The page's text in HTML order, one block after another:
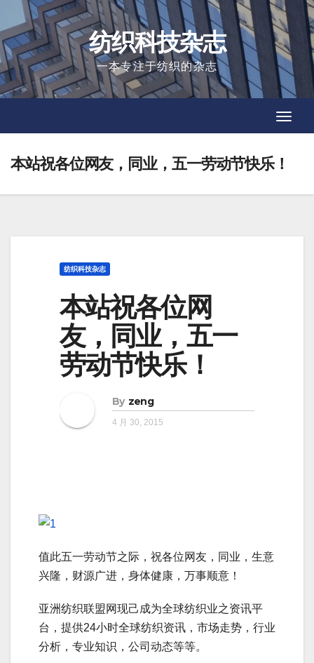
to
content
纺织科技杂志
一本专注于纺织的杂志
本站祝各位网友，同业，五一劳动节快乐！
纺织科技杂志
本站祝各位网
友，同业，五一
劳动节快乐！
By zeng
4 月 30, 2015
值此五一劳动节之际，祝各位网友，同业，生意
兴隆，财源广进，身体健康，万事顺意！
亚洲纺织联盟网现己成为全球纺织业之资讯平
台，提供24小时全球纺织资讯，市场走势，行业
分析，专业知识，公司动态等等。